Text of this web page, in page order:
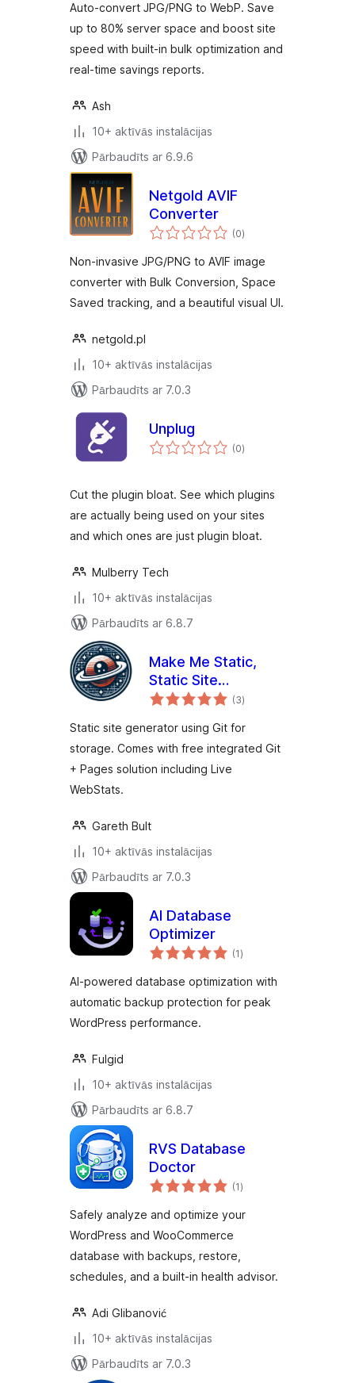
Auto-convert JPG/PNG to WebP. Save
up to 80% server space and boost site
speed with built-in bulk optimization and
real-time savings reports.
Ash
10+ aktīvās instalācijas
Pārbaudīts ar 6.9.6
Netgold AVIF
Converter
(0vērtējumu
kopsumma
)
Non-invasive JPG/PNG to AVIF image
converter with Bulk Conversion, Space
Saved tracking, and a beautiful visual UI.
netgold.pl
10+ aktīvās instalācijas
Pārbaudīts ar 7.0.3
Unplug
(0vērtējumu
kopsumma
)
Cut the plugin bloat. See which plugins
are actually being used on your sites
and which ones are just plugin bloat.
Mulberry Tech
10+ aktīvās instalācijas
Pārbaudīts ar 6.8.7
Make Me Static,
Static Site
Generator, Git,
Stats
(3vērtējumu
kopsumma
)
Static site generator using Git for
storage. Comes with free integrated Git
+ Pages solution including Live
WebStats.
Gareth Bult
10+ aktīvās instalācijas
Pārbaudīts ar 7.0.3
AI Database
Optimizer
(1vērtējumu
kopsumma
)
AI-powered database optimization with
automatic backup protection for peak
WordPress performance.
Fulgid
10+ aktīvās instalācijas
Pārbaudīts ar 6.8.7
RVS Database
Doctor
(1vērtējumu
kopsumma
)
Safely analyze and optimize your
WordPress and WooCommerce
database with backups, restore,
schedules, and a built-in health advisor.
Adi Glibanović
10+ aktīvās instalācijas
Pārbaudīts ar 7.0.3